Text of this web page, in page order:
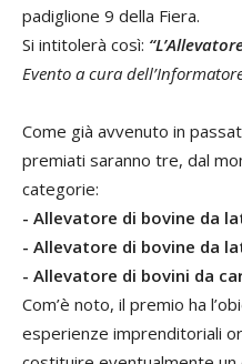
padiglione 9 della Fiera.
Si intitolerà così:
Evento a cura
Come già avvenuto in
premiati saranno tre, dal
categorie:
- Allevatore di bovine da
- Allevatore di bovine da
- Allevatore di bovini da
Com’è noto, il premio ha
esperienze imprendito­riali